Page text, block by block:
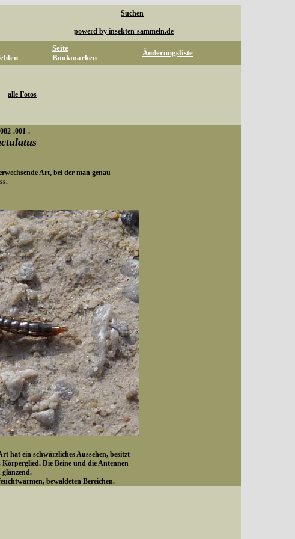
Suchen
powerd by insekten-sammeln.de
Seite
Bookmarken
Änderungsliste
alle Fotos
.001-.
Art, bei der man genau
hat ein schwärzliches Aussehen, besitzt
Die Beine und die Antennen
glänzend.
bewaldeten Bereichen.